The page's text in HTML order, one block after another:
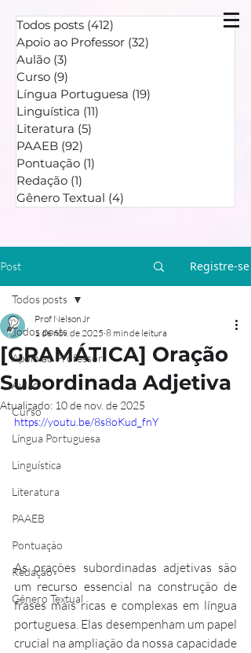
Todos posts (412)
Apoio ao Professor (32)
Aulão (3)
Curso (9)
Língua Portuguesa (19)
Linguística (11)
Literatura (5)
PAAEB (92)
Pontuação (1)
Redação (1)
Gênero Textual (4)
Post Registre-se
Todos posts
Apoio ao Professor
Aulão
Curso
Língua Portuguesa
Linguística
Literatura
PAAEB
Pontuação
Redação
Gênero Textual
Todos posts
[GRAMÁTICA] Oração
Subordinada Adjetiva
Prof Nelson Jr
1 de nov. de 2025 8 min de leitura
Atualizado: 10 de nov. de 2025
https://youtu.be/8s8oKud_fnY
As orações subordinadas adjetivas são
um recurso essencial na construção de
frases mais ricas e complexas em língua
portuguesa. Elas desempenham um papel
crucial na ampliação da nossa capacidade